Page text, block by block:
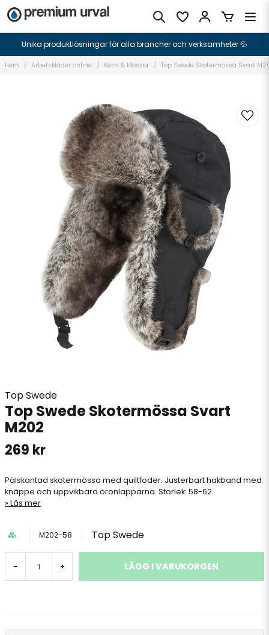
Unika produktlösningar för alla brancher och verksamheter 💦
Hem Arbetskläder online Keps & Mössor Top Swede Skotermössa Svart
Top Swede
Top Swede Skotermössa Svart
M202
269 kr
Pälskantad skotermössa med quiltfoder. Justerbart hakband med
knäppe och uppvikbara öronlapparna. Storlek: 58-62.
Läs mer
M202-58 Top Swede
- + LÄGG I VARUKORGEN